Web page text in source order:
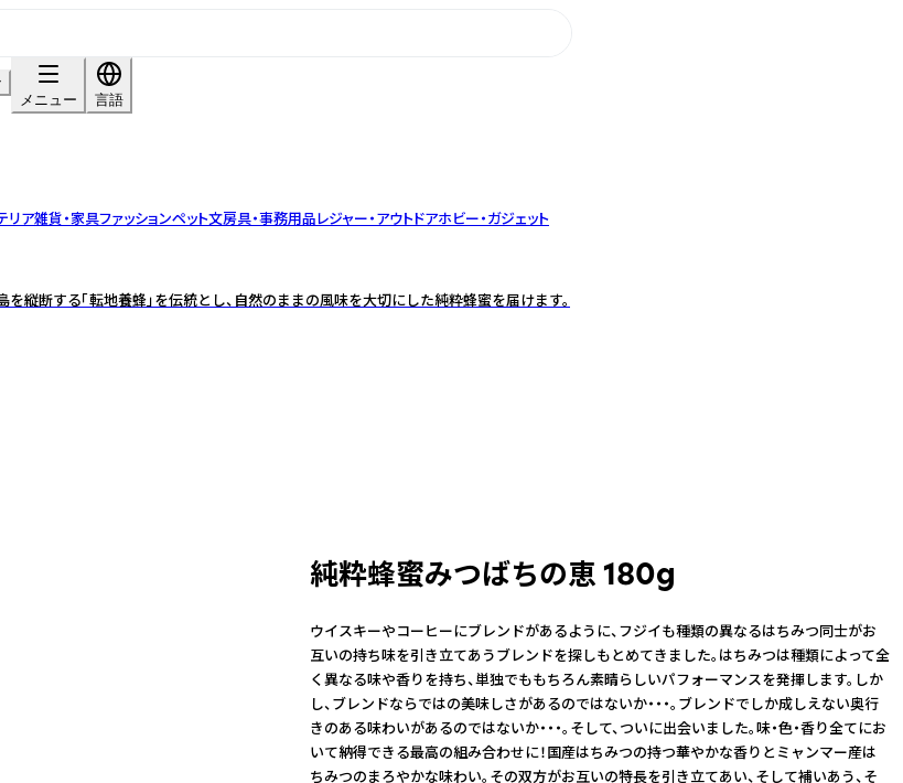
メニュー
言語
リア雑貨・家具ファッションペット文房具・事務用品レジャー・アウトドアホビー・ガジェット
縦断する「転地養蜂」を伝統とし、自然のままの風味を大切にした純粋蜂蜜を届けます。
純粋蜂蜜みつばちの恵 180g
ウイスキーやコーヒーにブレンドがあるように、フジイも種類の異なるはちみつ同士がお
互いの持ち味を引き立てあうブレンドを探しもとめてきました。はちみつは種類によって全
く異なる味や香りを持ち、単独でももちろん素晴らしいパフォーマンスを発揮します。しか
し、ブレンドならではの美味しさがあるのではないか・・・。ブレンドでしか成しえない奥行
きのある味わいがあるのではないか・・・。そして、ついに出会いました。味・色・香り全てにお
いて納得できる最高の組み合わせに！国産はちみつの持つ華やかな香りとミャンマー産は
ちみつのまろやかな味わい。その双方がお互いの特長を引き立てあい、そして補いあう、そ